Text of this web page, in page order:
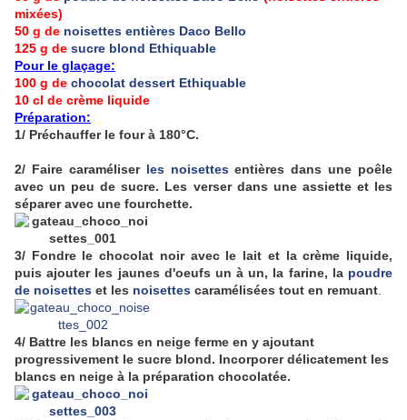
mixées)
50 g de noisettes entières Daco Bello
125 g de sucre blond Ethiquable
Pour le glaçage:
100 g de chocolat dessert Ethiquable
10 cl de crème liquide
Préparation:
1/ Préchauffer le four à 180°C.
2/ Faire caraméliser les noisettesentières dans une poêle
avec un peu de sucre. Les verser dans une assiette et les
séparer avec une fourchette.
3/ Fondre le chocolat noir avec le lait et la crème liquide,
puis ajouter les jaunes d'oeufs un à un, la farine, la poudre
de noisettes et les noisettes caramélisées tout en remuant
4/ Battre les blancs en neige ferme en y ajoutant
progressivement le sucre blond. Incorporer délicatement les
blancs en neige à la préparation chocolatée.